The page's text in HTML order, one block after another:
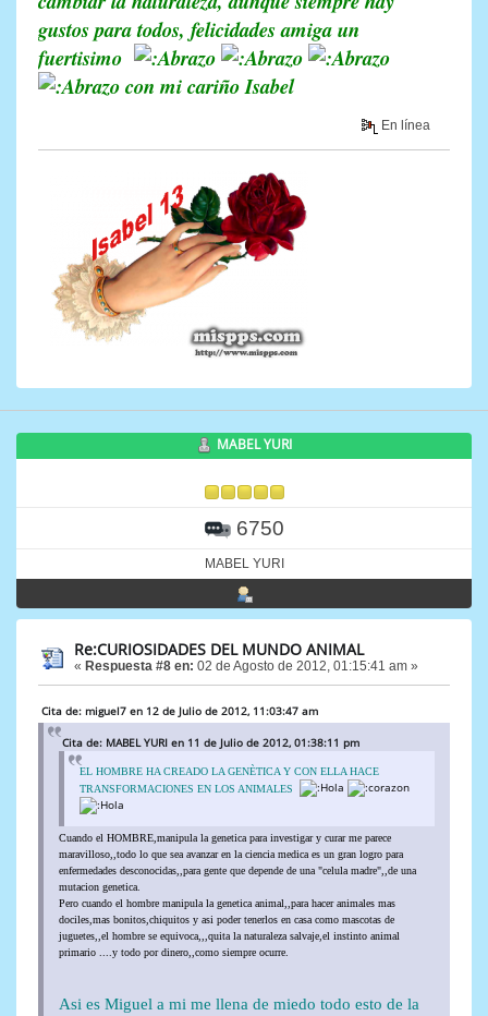
gustos para todos, felicidades amiga un
fuertisimo
con mi cariño Isabel
En línea
MABEL YURI
6750
MABEL YURI
Re:CURIOSIDADES DEL MUNDO ANIMAL
« Respuesta #8 en: 02 de Agosto de 2012, 01:15:41 am »
Cita de: miguel7 en 12 de Julio de 2012, 11:03:47 am
Cita de: MABEL YURI en 11 de Julio de 2012, 01:38:11 pm
EL HOMBRE HA CREADO LA GENÈTICA Y CON ELLA HACE
TRANSFORMACIONES EN LOS ANIMALES
Cuando el HOMBRE,manipula la genetica para investigar y curar me parece
maravilloso,,todo lo que sea avanzar en la ciencia medica es un gran logro para
enfermedades desconocidas,,para gente que depende de una "celula madre",,de una
mutacion genetica.
Pero cuando el hombre manipula la genetica animal,,para hacer animales mas
dociles,mas bonitos,chiquitos y asi poder tenerlos en casa como mascotas de
juguetes,,el hombre se equivoca,,,quita la naturaleza salvaje,el instinto animal
primario ....y todo por dinero,,como siempre ocurre.
Asi es Miguel a mi me llena de miedo todo esto de la